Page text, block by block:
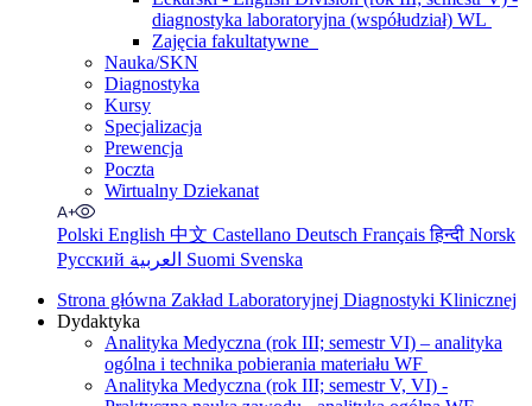
diagnostyka laboratoryjna (współudział) WL
Zajęcia fakultatywne
Nauka/SKN
Diagnostyka
Kursy
Specjalizacja
Prewencja
Poczta
Wirtualny Dziekanat
Polski English 中文 Castellano Deutsch Françaisहिन्दी Norsk
Русский
Suomi Svenska
Strona główna Zakład Laboratoryjnej Diagnostyki Klinicznej
Dydaktyka
Analityka Medyczna (rok III; semestr VI) – analityka
ogólna i technika pobierania materiału WF
Analityka Medyczna (rok III; semestr V, VI) -